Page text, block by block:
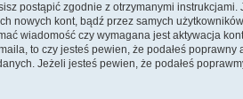
postąpić zgodnie z otrzymanymi instrukcjami.
nowych kont, bądź przez samych
wiadomość czy wymagana jest aktywacja
to czy jesteś pewien, że podałeś poprawny
Jeżeli jesteś pewien, że podałeś